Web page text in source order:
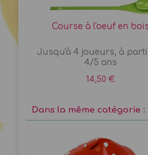
Course à l'oeuf en
Jusqu'à 4 joueurs, à
4/5 ans
14,50 €
Dans la même catégorie :